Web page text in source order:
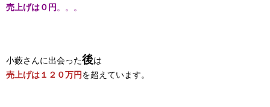
売上げは０円 。。。
小藪さんに出会った後は
売上げは１２０万円を超えています。